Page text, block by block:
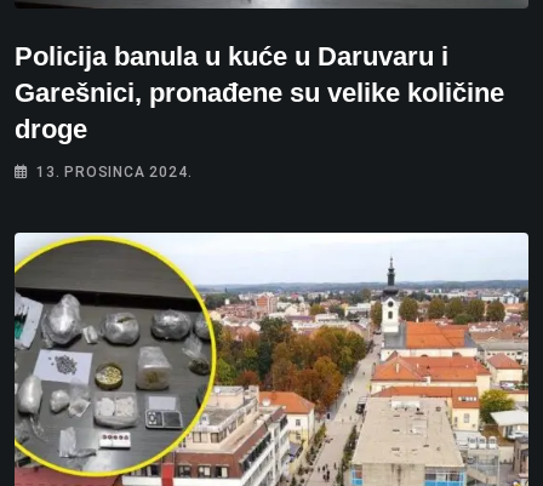
Policija banula u kuće u Daruvaru i
Garešnici, pronađene su velike količine
droge
13. PROSINCA 2024.